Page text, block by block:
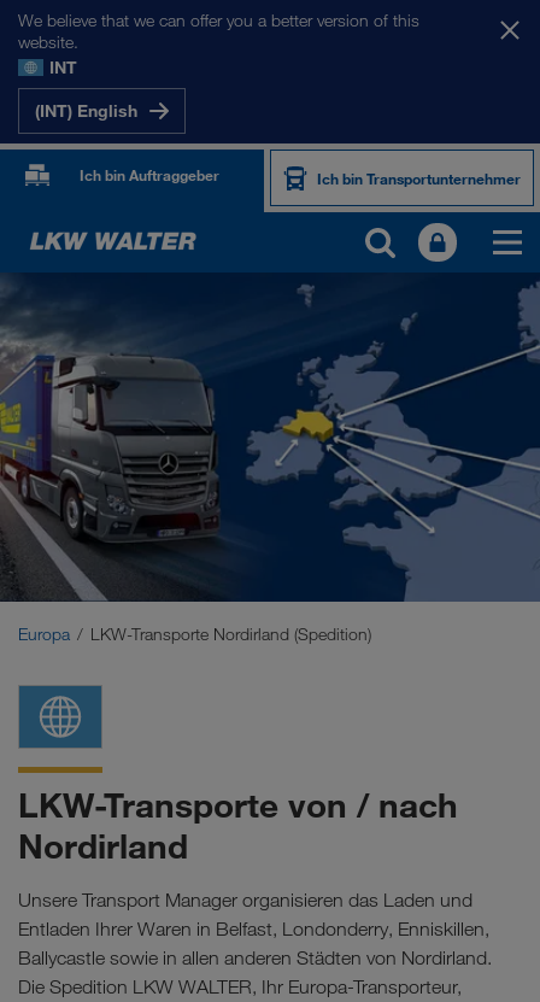
We believe that we can offer you a better version of this
website.
INT
(INT) English
Ich bin Auftraggeber Ich bin Transportunternehmer
UNSERE MÄRKTE
Europa
Zentralasien
Russland
Naher Osten
Europa LKW-Transporte Nordirland (Spedition)
LKW-Transporte von / nach
Nordirland
Unsere Transport Manager organisieren das Laden und
Entladen Ihrer Waren in Belfast, Londonderry, Enniskillen,
Ballycastle sowie in allen anderen Städten von Nordirland.
Die Spedition LKW WALTER, Ihr Europa-Transporteur,